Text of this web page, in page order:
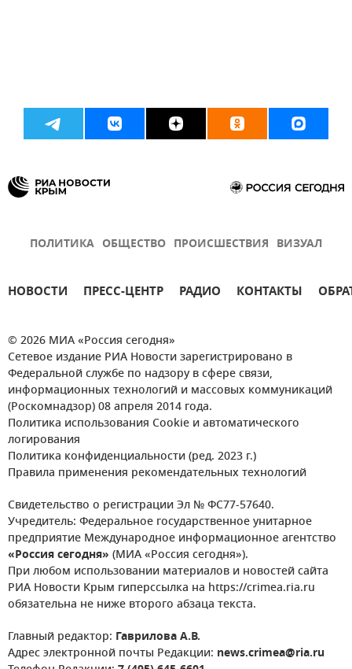
ПОЛИТИКА ОБЩЕСТВО ПРОИСШЕСТВИЯ ВИЗУАЛ
НОВОСТИ ПРЕСС-ЦЕНТР РАДИО КОНТАКТЫ
© 2026 МИА «Россия сегодня»
Сетевое издание РИА Новости зарегистрировано в
Федеральной службе по надзору в сфере связи,
информационных технологий и массовых коммуникаций
(Роскомнадзор) 08 апреля 2014 года.
Политика использования Cookie и автоматического
логирования
Политика конфиденциальности (ред. 2023 г.)
Правила применения рекомендательных технологий
Свидетельство о регистрации Эл № ФС77-57640.
Учредитель: Федеральное государственное унитарное
предприятие Международное информационное агентство
«Россия сегодня» (МИА «Россия сегодня»).
При любом использовании материалов и новостей сайта
РИА Новости Крым гиперссылка на https://crimea.ria.ru
обязательна не ниже второго абзаца текста.
Главный редактор: Гаврилова А.В.
Адрес электронной почты Редакции: news.crimea@ria.ru